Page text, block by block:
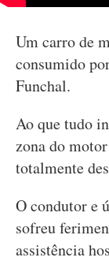
Um carro de
consumido
Funchal.
Ao que tudo
zona do
totalmente
O condutor e
sofreu
assistência